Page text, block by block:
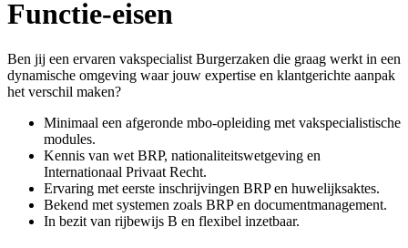
Functie-eisen
Ben jij een ervaren vakspecialist Burgerzaken die graag werkt in een
dynamische omgeving waar jouw expertise en klantgerichte aanpak
het verschil maken?
Minimaal een afgeronde mbo-opleiding met vakspecialistische
modules.
Kennis van wet BRP, nationaliteitswetgeving en
Internationaal Privaat Recht.
Ervaring met eerste inschrijvingen BRP en huwelijksaktes.
Bekend met systemen zoals BRP en documentmanagement.
In bezit van rijbewijs B en flexibel inzetbaar.